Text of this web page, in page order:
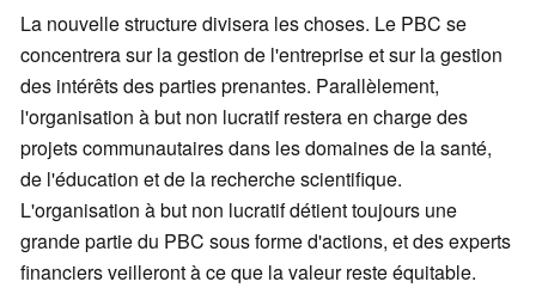
La nouvelle structure divisera les choses. Le PBC se
concentrera sur la gestion de l'entreprise et sur la gestion
des intérêts des parties prenantes. Parallèlement,
l'organisation à but non lucratif restera en charge des
projets communautaires dans les domaines de la santé,
de l'éducation et de la recherche scientifique.
L'organisation à but non lucratif détient toujours une
grande partie du PBC sous forme d'actions, et des experts
financiers veilleront à ce que la valeur reste équitable.